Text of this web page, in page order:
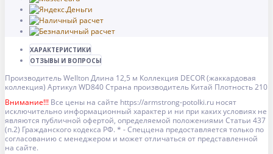
ХАРАКТЕРИСТИКИ
ОТЗЫВЫ И ВОПРОСЫ
ПроизводительWelltonДлина 12,5 м Коллекция DECOR (жаккардовая
коллекция) Артикул WD840Страна производитель Китай Плотность210
Внимание!!! Все цены на сайте https://armstrong-potolki.ru носят
исключительно информационный характер и ни при каких условиях не
являются публичной офертой, определяемой положениями Статьи 437
(п.2) Гражданского кодекса РФ. * - Спеццена предоставляется только по
согласованию с менеджером и может отличаться от представленной
на сайте.